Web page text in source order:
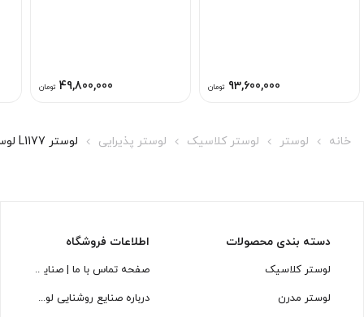
93,600,000 تومان 49,800,000 تومان
خانه لوستر لوستر کلاسیک لوستر پذیرایی لوستر L1177 لوسترسازان
دسته بندی محصولات
لوستر کلاسیک
لوستر مدرن
اطلاعات فروشگاه
صفحه تماس با ما | صنایع
درباره صنایع روشنایی لوسترسازان